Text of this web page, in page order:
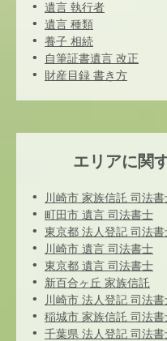
遺言 執行者
遺言 種類
養子 相続
自筆証書遺言 改正
財産目録 書き方
エリアに関
川崎市 家族信託 司法書
町田市 遺言 司法書士
東京都 法人登記 司法書
川崎市 遺言 司法書士
東京都 遺言 司法書士
新百合ヶ丘 家族信託
川崎市 法人登記 司法書
稲城市 家族信託 司法書
千葉県 法人登記 司法書